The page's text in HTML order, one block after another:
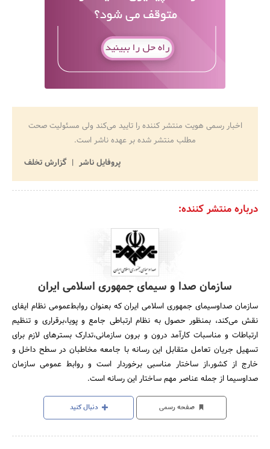
اخبار رسمی هویت منتشر کننده را تایید می‌کند ولی مسئولیت صحت
مطلب منتشر شده بر عهده ناشر است.
پروفایل ناشر
گزارش تخلف
درباره منتشر کننده:
سازمان صدا و سیمای جمهوری اسلامی ایران
سازمان صداوسیمای جمهوری اسلامی ایران که بعنوان روابط‌عمومی نظام ایفای
نقش می‌کند، بمنظور حصول به نظام ارتباطی جامع و پویا،برقراری و تنظیم
ارتباطات و مناسبات کارآمد درون و برون سازمانی،تدارک بسترهای لازم برای
تسهیل جریان تعامل متقابل این رسانه با جامعه مخاطبان در سطح داخل و
خارج از کشور،از ساختار مناسبی برخوردار است و روابط‌ عمومی سازمان
صداوسیما از جمله عناصر مهم ساختار این رسانه است.
صفحه رسمی دنبال کنید